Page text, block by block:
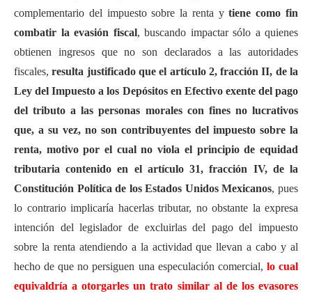
complementario del impuesto sobre la renta ytiene como fin
combatir la evasión fiscal, buscando impactar sólo a quienes
obtienen ingresos que no son declarados a las autoridades
fiscales,resulta justificado que el artículo 2, fracción II, de la
Ley del Impuesto a los Depósitos en Efectivo exente del pago
del tributo a las personas morales con fines no lucrativos
que, a su vez, no son contribuyentes del impuesto sobre la
renta, motivo por el cual no viola el principio de equidad
tributaria contenido en el artículo 31, fracción IV, de la
Constitución Política de los Estados Unidos Mexicanos, pues
lo contrario implicaría hacerlas tributar, no obstante la expresa
intención del legislador de excluirlas del pago del impuesto
sobre la renta atendiendo a la actividad que llevan a cabo y al
hecho de que no persiguen una especulación comercial, lo cual
equivaldría a otorgarles un trato similar al de los evasores